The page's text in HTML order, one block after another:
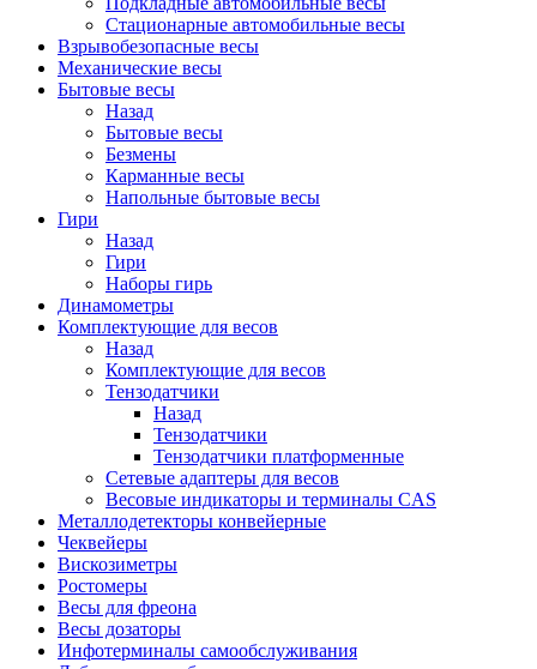
Стационарные автомобильные весы
Взрывобезопасные весы
Механические весы
Бытовые весы
Назад
Бытовые весы
Безмены
Карманные весы
Напольные бытовые весы
Гири
Назад
Гири
Наборы гирь
Динамометры
Комплектующие для весов
Назад
Комплектующие для весов
Тензодатчики
Назад
Тензодатчики
Тензодатчики платформенные
Сетевые адаптеры для весов
Весовые индикаторы и терминалы CAS
Металлодетекторы конвейерные
Чеквейеры
Вискозиметры
Ростомеры
Весы для фреона
Весы дозаторы
Инфотерминалы самообслуживания